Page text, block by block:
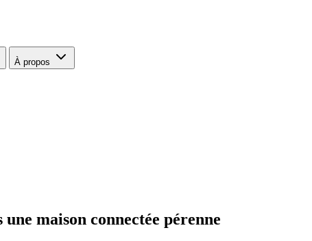
À propos
maison connectée pérenne